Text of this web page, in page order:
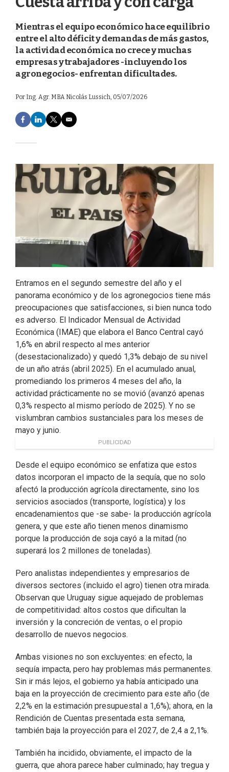
Mientras el equipo económico hace equilibrio
entre el alto déficit y demandas de más gastos,
la actividad económica no crece y muchas
empresas y trabajadores -incluyendo los
agronegocios- enfrentan dificultades.
Por Ing. Agr. MBA Nicolás Lussich, 05/07/2026
F
a
e
o
o
k
L
i
d
n
T
w
e
E
m
Entramos en el segundo semestre del año y el
panorama económico y de los agronegocios tiene más
preocupaciones que satisfacciones, si bien nunca todo
es adverso. El Indicador Mensual de Actividad
Económica (IMAE) que elabora el Banco Central cayó
1,6% en abril respecto al mes anterior
(desestacionalizado) y quedó 1,3% debajo de su nivel
de un año atrás (abril 2025). En el acumulado anual,
promediando los primeros 4 meses del año, la
actividad prácticamente no se movió (avanzó apenas
0,3% respecto al mismo período de 2025). Y no se
vislumbran cambios sustanciales para los meses de
mayo y junio.
PUBLICIDAD
Desde el equipo económico se enfatiza que estos
datos incorporan el impacto de la sequía, que no solo
afectó la producción agrícola directamente, sino los
servicios asociados (transporte, logística) y los
encadenamientos que -se sabe- la producción agrícola
genera, y que este año tienen menos dinamismo
porque la producción de soja cayó a la mitad (no
superará los 2 millones de toneladas).
Pero analistas independientes y empresarios de
diversos sectores (incluido el agro) tienen otra mirada.
Observan que Uruguay sigue aquejado de problemas
de competitividad: altos costos que dificultan la
inversión y la concreción de ventas, o el propio
desarrollo de nuevos negocios.
Ambas visiones no son excluyentes: en efecto, la
sequía impacta, pero hay problemas más permanentes.
Sin ir más lejos, el gobierno ya había anticipado una
baja en la proyección de crecimiento para este año (de
2,2% en la estimación presupuestal a 1,6%); ahora, en la
Rendición de Cuentas presentada esta semana,
también baja la proyección para el 2027, de 2,4 a 2,1%.
También ha incidido, obviamente, el impacto de la
guerra, que ahora parece haber culminado; hay tregua y